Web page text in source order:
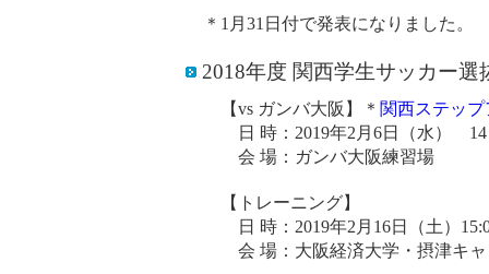
＊1月31日付で発表になりました。
2018年度 関西学生サッカー選
【vs ガンバ大阪】＊ 関西ステッ
日 時：2019年2月6日（水） 14
会 場：ガンバ大阪練習場
【トレーニング】
日 時：2019年2月16日（土）
会 場：大阪経済大学・摂津キャ